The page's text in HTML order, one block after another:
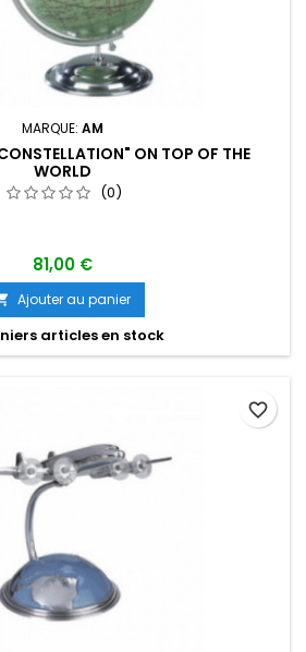
MARQUE: AM
ON TOP OF THE
WORLD
(0)
81,00 €
Ajouter au panier
articles en stock
favorite_border